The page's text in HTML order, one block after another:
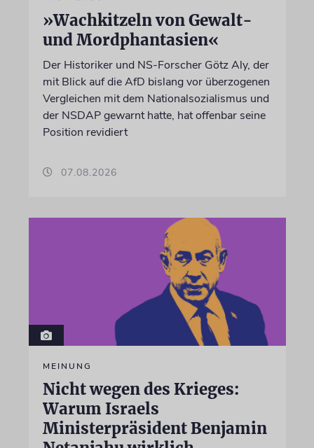
»Wachkitzeln von Gewalt-
und Mordphantasien«
Der Historiker und NS-Forscher Götz Aly, der
mit Blick auf die AfD bislang vor überzogenen
Vergleichen mit dem Nationalsozialismus und
der NSDAP gewarnt hatte, hat offenbar seine
Position revidiert
07.08.2026
MEINUNG
Nicht wegen des Krieges:
Warum Israels
Ministerpräsident Benjamin